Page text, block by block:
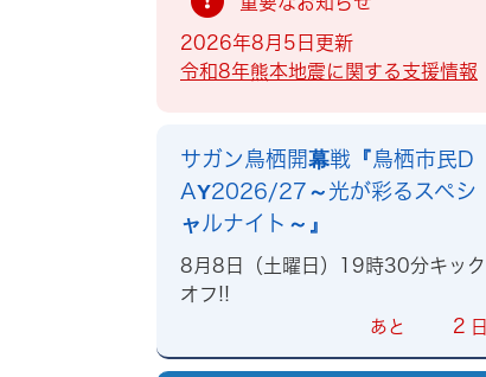
2026年8月5日更新
令和8年熊本地震に関する支援情報
サガン鳥栖開幕戦『鳥栖市民D
AY2026/27～光が彩るスペシ
ャルナイト～』
8月8日（土曜日）19時30分キック
オフ!!
あと 2 日